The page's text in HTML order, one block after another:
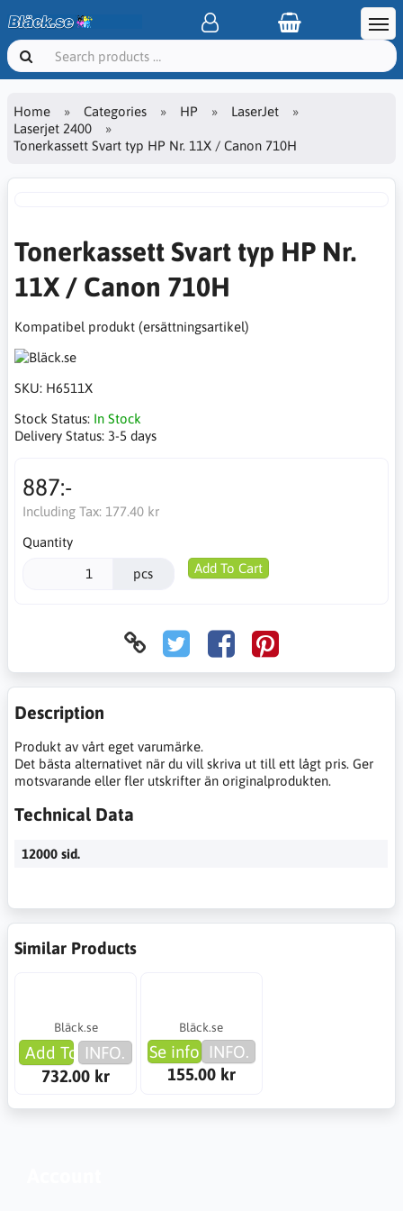
Home Categories HP
LaserJet
Laserjet 2400
Tonerkassett Svart typ HP Nr. 11X / Canon 710H
Tonerkassett Svart typ HP Nr.
11X / Canon 710H
Kompatibel produkt (ersättningsartikel)
SKU: H6511X
Stock Status: In Stock
Delivery Status: 3-5 days
887:-
Including Tax: 177.40 kr
Quantity
pcs Add To Cart
Description
Produkt av vårt eget varumärke.
Det bästa alternativet när du vill skriva ut till ett lågt pris. Ger
motsvarande eller fler utskrifter än originalprodukten.
Technical Data
12000 sid.
Similar Products
Bläck.se
Add To Cart
INFO.
732.00 kr
Bläck.se
Se info INFO.
155.00 kr